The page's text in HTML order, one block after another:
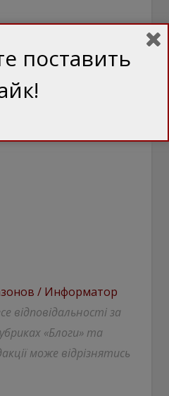
/ Информатор
відповідальності за
«Блоги» та
може відрізнятись
поставить